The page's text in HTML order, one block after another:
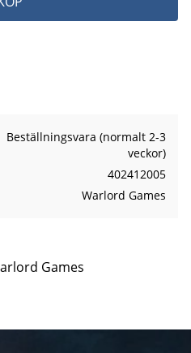
Beställningsvara (normalt 2-3
veckor)
402412005
Warlord Games
Games